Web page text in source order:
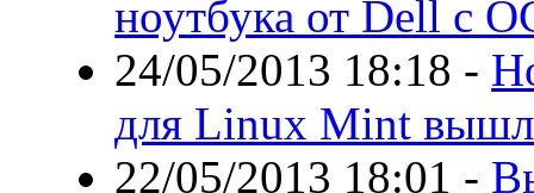
ноутбука от Dell с
24/05/2013 18:18 -
для Linux Mint
22/05/2013 18:01 -